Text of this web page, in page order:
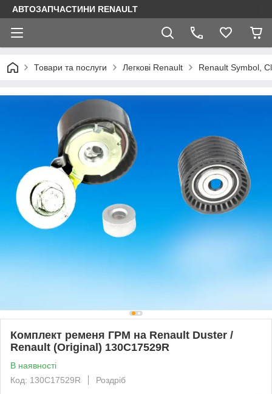
АВТОЗАПЧАСТИНИ RENAULT
Товари та послуги Легкові Renault Renault Symbol,
Комплект ременя ГРМ на Renault Duster /
Renault (Original) 130C17529R
В наявності
Код: 130C17529R
Роздріб